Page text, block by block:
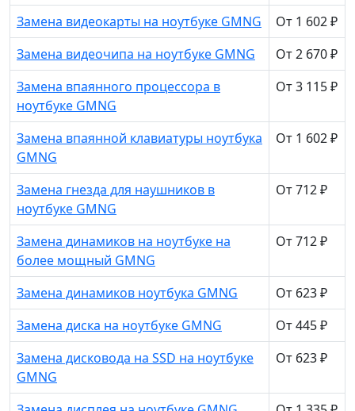
Замена видеокарты на ноутбуке GMNG
От 1 602 ₽
Замена видеочипа на ноутбуке GMNG
От 2 670 ₽
Замена впаянного процессора в
ноутбуке GMNG
От 3 115 ₽
Замена впаянной клавиатуры ноутбука
GMNG
От 1 602 ₽
Замена гнезда для наушников в
ноутбуке GMNG
От 712 ₽
Замена динамиков на ноутбуке на
более мощный GMNG
От 712 ₽
Замена динамиков ноутбука GMNG
От 623 ₽
Замена диска на ноутбуке GMNG
От 445 ₽
Замена дисковода на SSD на ноутбуке
GMNG
От 623 ₽